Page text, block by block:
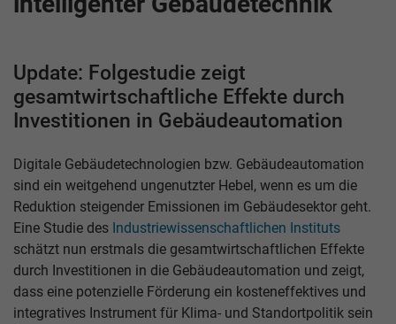
Update: Folgestudie zeigt
gesamtwirtschaftliche Effekte durch
Investitionen in Gebäudeautomation
Digitale Gebäudetechnologien bzw. Gebäudeautomation
sind ein weitgehend ungenutzter Hebel, wenn es um die
Reduktion steigender Emissionen im Gebäudesektor geht.
Eine Studie des Industriewissenschaftlichen Instituts
schätzt nun erstmals die gesamtwirtschaftlichen Effekte
durch Investitionen in die Gebäudeautomation und zeigt,
dass eine potenzielle Förderung ein kosteneffektives und
integratives Instrument für Klima- und Standortpolitik sein